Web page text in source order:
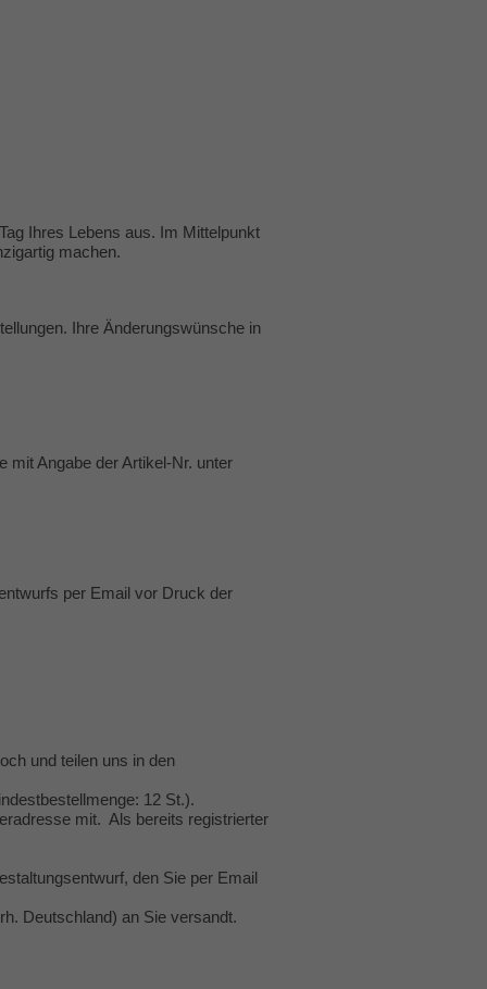
Ihres Lebens aus. Im Mittelpunkt
machen.
Ihre Änderungswünsche in
mit Angabe der Artikel-Nr. unter
per Email vor Druck der
und teilen uns in den
12 St.).
mit. Als bereits registrierter
den Sie per Email
Deutschland) an Sie versandt.